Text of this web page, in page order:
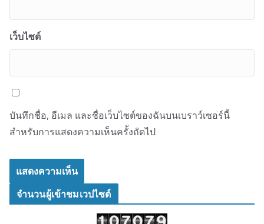
เว็บไซต์
บันทึกชื่อ, อีเมล และชื่อเว็บไซต์ของฉันบนเบราว์เซอร์นี้
สำหรับการแสดงความเห็นครั้งถัดไป
จำนวนผู้เข้าชมเวปไซต์